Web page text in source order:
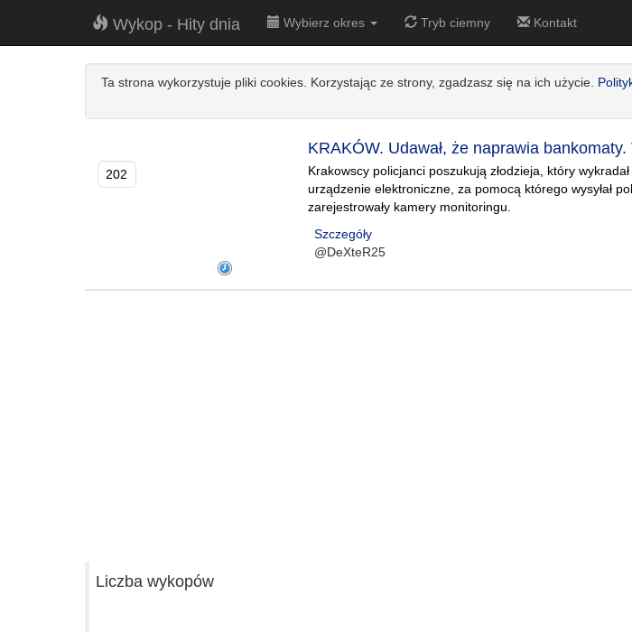
Wykop - Hity dnia Wybierz okres Tryb ciemny Kontakt
Ta strona wykorzystuje pliki cookies. Korzystając ze strony, zgadzasz się na ich użycie.
202
KRAKÓW. Udawał, że naprawia
Krakowscy policjanci poszukują złodzieja, który
urządzenie elektroniczne, za pomocą którego wysyłał
zarejestrowały kamery monitoringu.
Szczegóły
@DeXteR25
Liczba wykopów